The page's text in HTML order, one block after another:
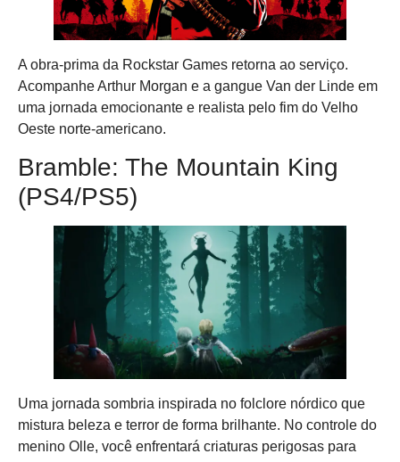
A obra-prima da Rockstar Games retorna ao serviço.
Acompanhe Arthur Morgan e a gangue Van der Linde em
uma jornada emocionante e realista pelo fim do Velho
Oeste norte-americano.
Bramble: The Mountain King
(PS4/PS5)
Uma jornada sombria inspirada no folclore nórdico que
mistura beleza e terror de forma brilhante. No controle do
menino Olle, você enfrentará criaturas perigosas para